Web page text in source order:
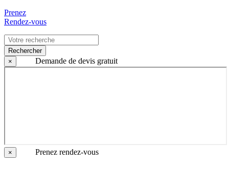
Prenez
Rendez-vous
Rechercher
×
Demande de devis gratuit
× Prenez rendez-vous